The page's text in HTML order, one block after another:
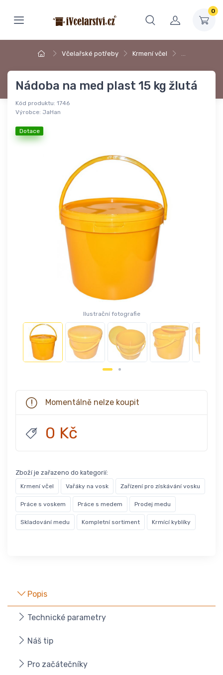
0
Včelařské potřeby Krmení včel …
Nádoba na med plast 15 kg žlutá
Kód produktu: 1746
Výrobce: JaHan
Dotace
Ilustrační fotografie
Momentálně nelze koupit
0 Kč
Zboží je zařazeno do kategorií:
Krmení včel Vařáky na vosk Zařízení pro získávání vosku
Práce s voskem Práce s medem Prodej medu
Skladování medu Kompletní sortiment Krmící kyblíky
Popis
Technické parametry
Náš tip
Pro začátečníky